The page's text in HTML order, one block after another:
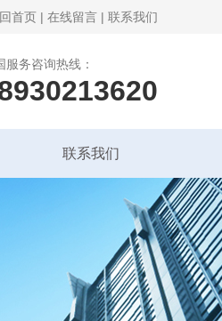
首页 | 在线留言 | 联系我们
服务咨询热线：
联系我们